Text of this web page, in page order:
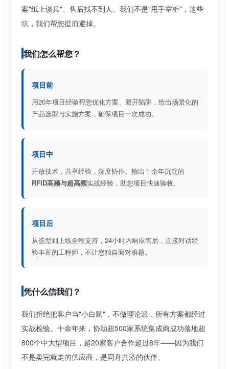
案"纸上谈兵"、售后找不到人。我们不是"甩手掌柜"，这些
坑，我们帮您提前避掉。
我们怎么帮您？
项目前
用20年项目经验帮您优化方案、避开陷阱，给出场景化的
产品选型与实施方案，确保项目一次成功。
项目中
开放技术，共享经验，深度协作。输出十余年沉淀的
RFID高频与超高频实战经验，助您项目快速验收。
项目后
从选型到上线全程支持，24小时内响应售后，直接对话经
验丰富的工程师，不让您独自面对难题。
凭什么信我们？
我们拒绝把客户当"小白鼠"，不做理论派，所有方案都经过
实战检验。十余年来，协助超500家系统集成商成功落地超
800个中大型项目，超20家客户合作超过8年——因为我们
不是卖完就走的供应商，是同舟共济的伙伴。